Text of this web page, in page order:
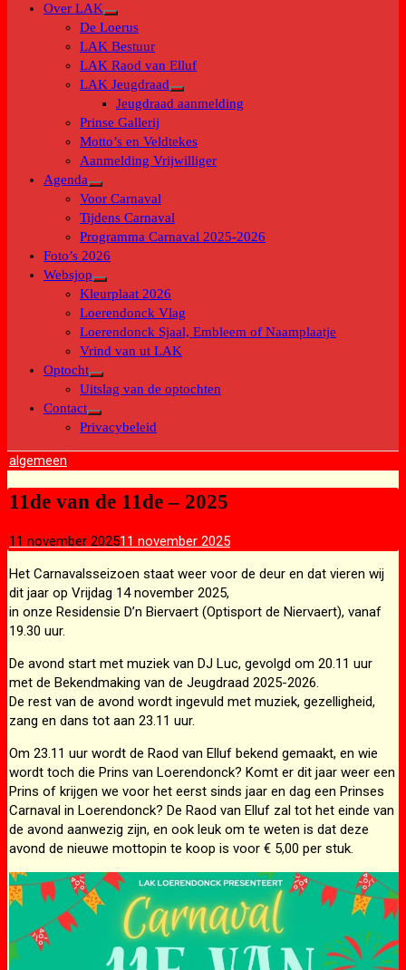
Over LAK
Toon
submenu
De Loerus
LAK Bestuur
LAK Raod van Elluf
LAK Jeugdraad
Toon
Jeugdraad aanmelding
Prinse Gallerij
Motto’s en Veldtekes
Aanmelding Vrijwilliger
Agenda
Toon
submenu
Voor Carnaval
Tijdens Carnaval
Programma Carnaval 2025-2026
Foto’s 2026
Websjop
Toon
submenu
Kleurplaat 2026
Loerendonck Vlag
Loerendonck Sjaal, Embleem of Naamplaatje
Vrind van ut LAK
Optocht
Toon
submenu
Uitslag van de optochten
Contact
Toon
submenu
Privacybeleid
algemeen
11de van de 11de – 2025
11 november 202511 november 2025
Het Carnavalsseizoen staat weer voor de deur en dat vieren wij
dit jaar op Vrijdag 14 november 2025,
in onze Residensie D’n Biervaert (Optisport de Niervaert), vanaf
19.30 uur.
De avond start met muziek van DJ Luc, gevolgd om 20.11 uur
met de Bekendmaking van de Jeugdraad 2025-2026.
De rest van de avond wordt ingevuld met muziek, gezelligheid,
zang en dans tot aan 23.11 uur.
Om 23.11 uur wordt de Raod van Elluf bekend gemaakt, en wie
wordt toch die Prins van Loerendonck? Komt er dit jaar weer een
Prins of krijgen we voor het eerst sinds jaar en dag een Prinses
Carnaval in Loerendonck? De Raod van Elluf zal tot het einde van
de avond aanwezig zijn, en ook leuk om te weten is dat deze
avond de nieuwe mottopin te koop is voor € 5,00 per stuk.